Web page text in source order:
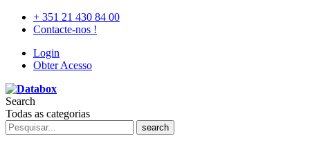
+ 351 21 430 84 00
Contacte-nos !
Login
Obter Acesso
Search
Todas as categorias
search